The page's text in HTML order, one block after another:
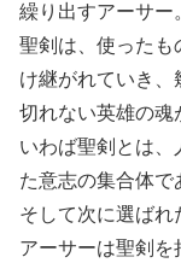
繰り出すアーサー
聖剣は、使ったも
け継がれていき、
切れない英雄の魂
いわば聖剣とは、
た意志の集合体で
そして次に選ばれ
アーサーは聖剣を